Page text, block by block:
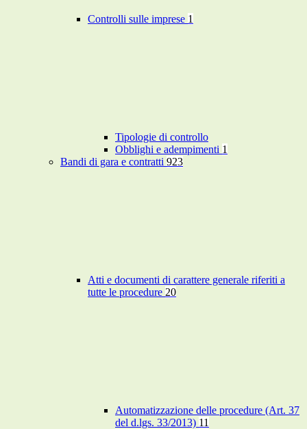
Controlli sulle imprese 1
Tipologie di controllo
Obblighi e adempimenti 1
Bandi di gara e contratti 923
Atti e documenti di carattere generale riferiti a
tutte le procedure 20
Automatizzazione delle procedure (Art. 37
del d.lgs. 33/2013) 11